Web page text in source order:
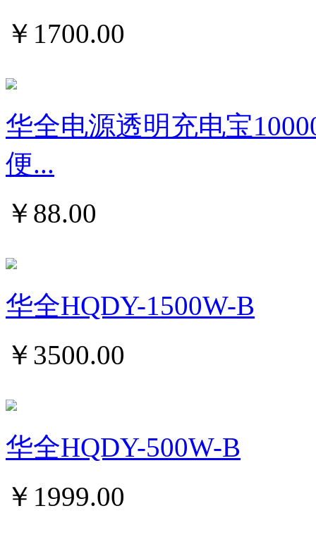
￥ 1700.00
华全电源透明充电宝
便...
￥ 88.00
华全HQDY-1500W-B
￥ 3500.00
华全HQDY-500W-B
￥ 1999.00